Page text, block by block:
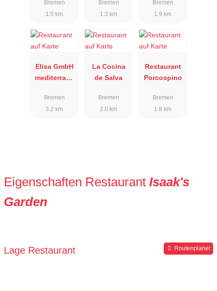
Bremen
1.5 km
Bremen
1.3 km
Bremen
1.9 km
Elisa GmbH
mediterrane
Bremen
3.2 km
La Cocina
de Salva
Bremen
2.0 km
Restaurant
Porcospino
Bremen
1.8 km
Eigenschaften Restaurant Isaak's
Garden
Lage Restaurant Routenplaner